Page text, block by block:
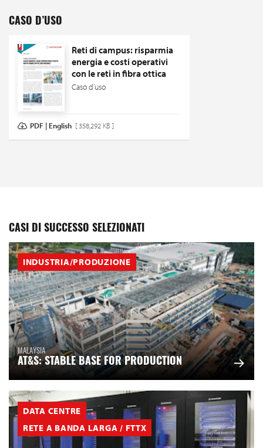
CASO D’USO
Reti di campus: risparmia
energia e costi operativi
con le reti in fibra ottica
Caso d’uso
PDF | English [ 358,292 KB ]
CASI DI SUCCESSO SELEZIONATI
INDUSTRIA/PRODUZIONE
MALAYSIA
AT&S: STABLE BASE FOR PRODUCTION
DATA CENTRE
RETE A BANDA LARGA / FTTX